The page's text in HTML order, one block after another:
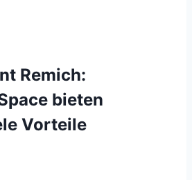
Remich:
bieten
Vorteile